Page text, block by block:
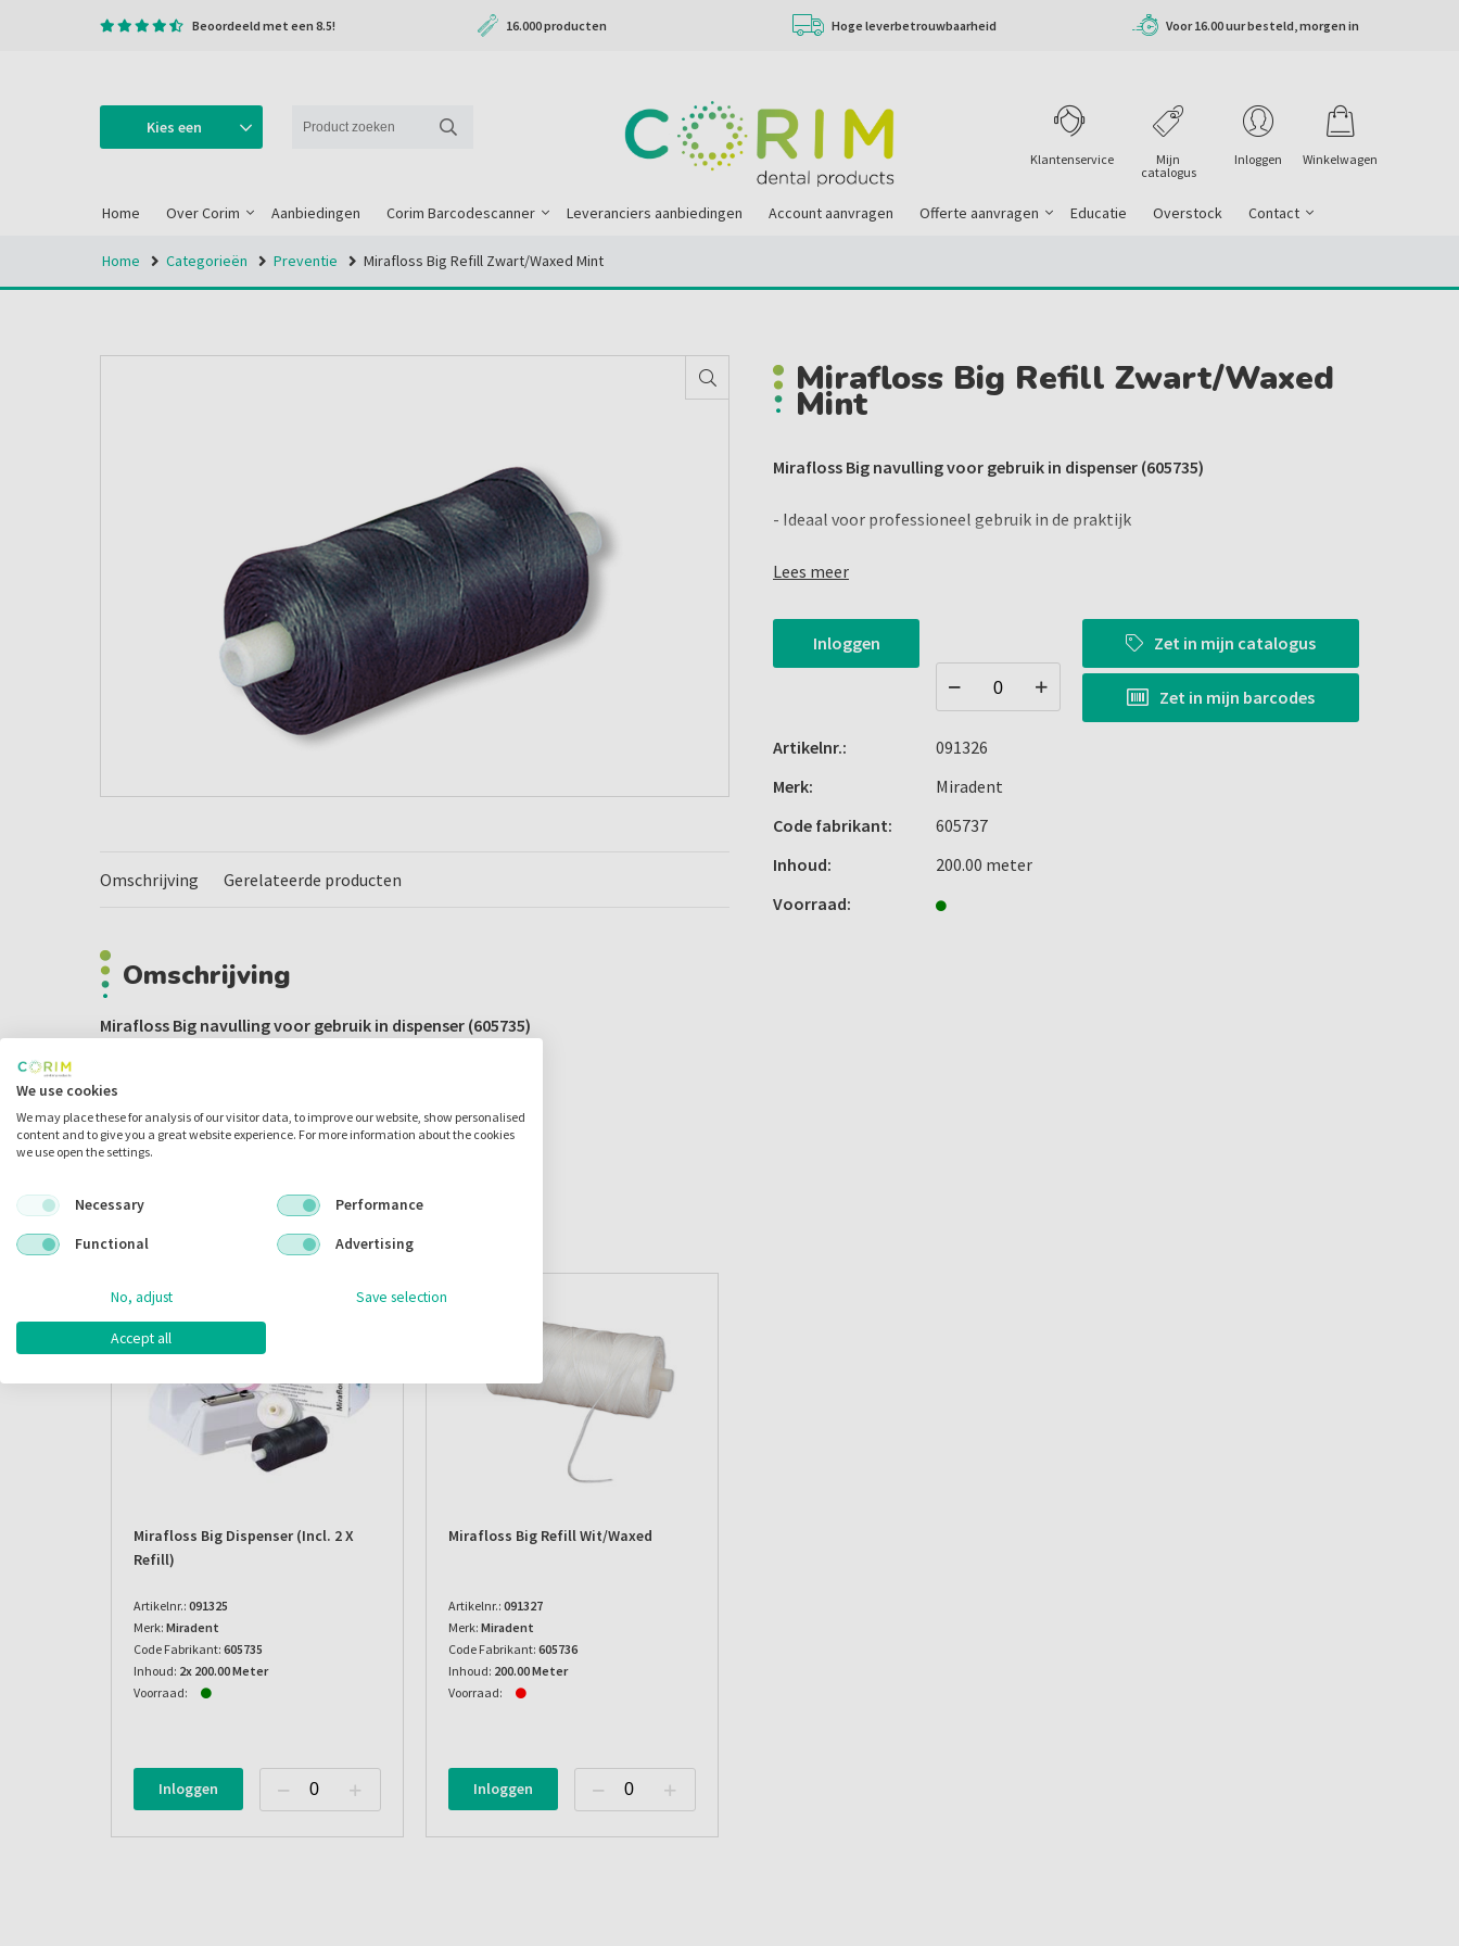
Beoordeeld met een 8.5! 16.000 producten Hoge leverbetrouwbaarheid Voor 16.00 uur besteld, morgen in
Kies een
Winkelwagen
Inloggen
Mijn
catalogus
Klantenservice
Home Over Corim Aanbiedingen Corim Barcodescanner Leveranciers aanbiedingen Account aanvragen Offerte aanvragen Educatie Overstock Contact
Home Categorieën Preventie Mirafloss Big Refill Zwart/waxed Mint
Omschrijving Gerelateerde producten
Omschrijving
Mirafloss Big navulling voor gebruik in dispenser (605735)
Inhoud:
200 meter zwart/waxed mint
Mirafloss Big Refill Zwart/waxed
Mint
Mirafloss Big navulling voor gebruik in dispenser (605735)
- Ideaal voor professioneel gebruik in de praktijk
Inhoud:
Lees meer
Inloggen Zet in mijn catalogus
Zet in mijn barcodes
Artikelnr.:
091326
Merk:
Miradent
Code fabrikant:
605737
Inhoud:
200.00 meter
Voorraad:
Gerelateerde producten
Mirafloss Big Dispenser (incl. 2 X
Refill)
Artikelnr.: 091325
Merk: Miradent
Code Fabrikant: 605735
Inhoud: 2x 200.00 Meter
Voorraad:
Inloggen
Mirafloss Big Refill Wit/waxed
Artikelnr.: 091327
Merk: Miradent
Code Fabrikant: 605736
Inhoud: 200.00 Meter
Voorraad:
Inloggen
We use cookies
We may place these for analysis of our visitor data, to improve our website, show personalised
content and to give you a great website experience. For more information about the cookies
we use open the settings.
Necessary
Performance
Functional
Advertising
No, adjust Save selection
Accept all